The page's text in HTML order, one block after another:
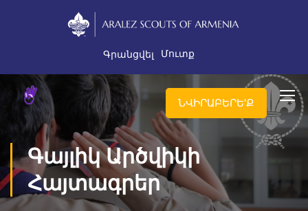
Գրանցվել Մուտք
ՆՎԻՐԱԲԵՐԵ'Ք
Գայլիկ Արծվիկի
Հայտագրեր